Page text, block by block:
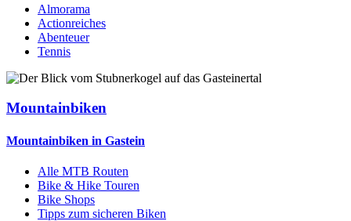
Almorama
Actionreiches
Abenteuer
Tennis
Mountainbiken
Mountainbiken in Gastein
Alle MTB Routen
Bike & Hike Touren
Bike Shops
Tipps zum sicheren Biken